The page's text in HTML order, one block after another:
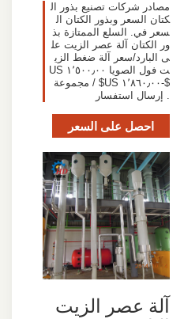
مصادر شركات تصنيع بذور ال
كتان السعر وبذور الكتان ال
سعر في. السلع الممتازة بذ
ور الكتان آلة عصر الزيت عل
ى البارد/سعر آلة ضغط الزي
ت فول الصويا ١٬٥٠٠٫٠٠ US
$-١٬٨٦٠٫٠٠ US$ / مجموعة
. إرسال استفسار
احصل على السعر
آلة عصر الزيت